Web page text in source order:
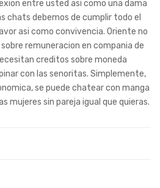
entre usted asi­ como una dama
chats debemos de cumplir todo el
asi­ como convivencia. Oriente no
remuneracion en compania de
creditos sobre moneda
con las senoritas. Simplemente,
se puede chatear con manga
mujeres sin pareja igual que quieras.